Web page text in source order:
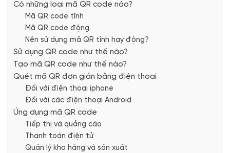
Có những loại mã QR code nào?
Mã QR code tĩnh
Mã QR code động
Nên sử dụng mã QR tĩnh hay động?
Sử dụng QR code như thế nào?
Tạo mã QR code như thế nào?
Quét mã QR đơn giản bằng điện thoại
Đối với điện thoại iphone
Đối với các điện thoại Android
Ứng dụng mã QR code
Tiếp thị và quảng cáo
Thanh toán điện tử
Quản lý kho hàng và sản xuất